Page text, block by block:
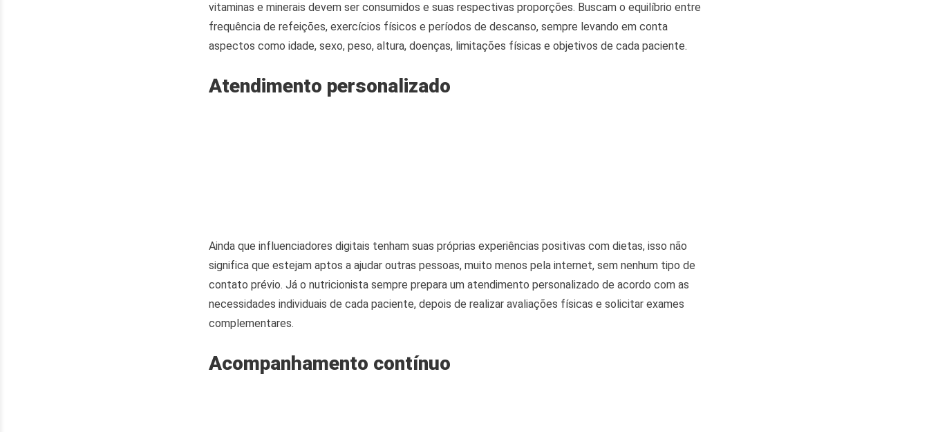
vitaminas e minerais devem ser consumidos e suas respectivas proporções. Buscam o equilíbrio entre
frequência de refeições, exercícios físicos e períodos de descanso, sempre levando em conta
aspectos como idade, sexo, peso, altura, doenças, limitações físicas e objetivos de cada paciente.
Atendimento personalizado
Ainda que influenciadores digitais tenham suas próprias experiências positivas com dietas, isso não
significa que estejam aptos a ajudar outras pessoas, muito menos pela internet, sem nenhum tipo de
contato prévio. Já o nutricionista sempre prepara um atendimento personalizado de acordo com as
necessidades individuais de cada paciente, depois de realizar avaliações físicas e solicitar exames
complementares.
Acompanhamento contínuo